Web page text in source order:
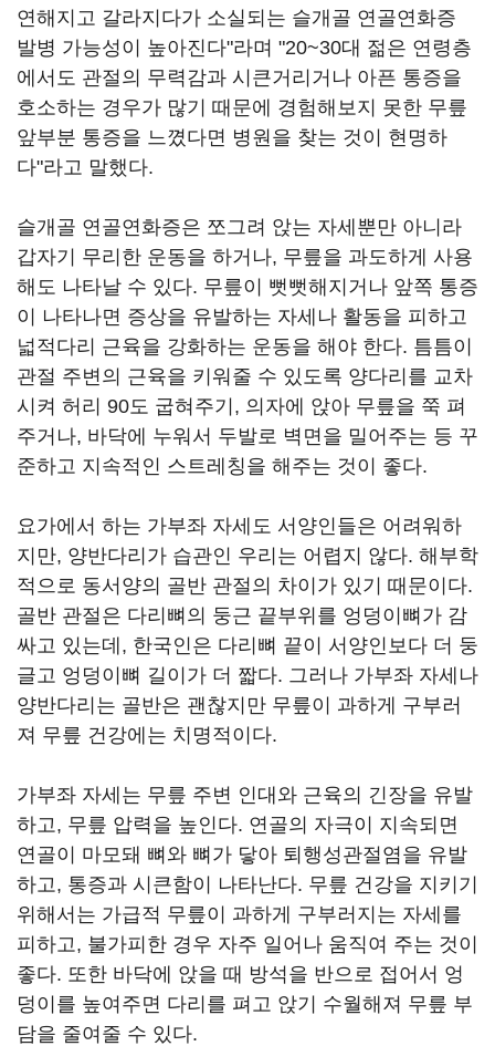
연해지고 갈라지다가 소실되는 슬개골 연골연화증
발병 가능성이 높아진다"라며 "20~30대 젊은 연령층
에서도 관절의 무력감과 시큰거리거나 아픈 통증을
호소하는 경우가 많기 때문에 경험해보지 못한 무릎
앞부분 통증을 느꼈다면 병원을 찾는 것이 현명하
다"라고 말했다.
슬개골 연골연화증은 쪼그려 앉는 자세뿐만 아니라
갑자기 무리한 운동을 하거나, 무릎을 과도하게 사용
해도 나타날 수 있다. 무릎이 뻣뻣해지거나 앞쪽 통증
이 나타나면 증상을 유발하는 자세나 활동을 피하고
넓적다리 근육을 강화하는 운동을 해야 한다. 틈틈이
관절 주변의 근육을 키워줄 수 있도록 양다리를 교차
시켜 허리 90도 굽혀주기, 의자에 앉아 무릎을 쭉 펴
주거나, 바닥에 누워서 두발로 벽면을 밀어주는 등 꾸
준하고 지속적인 스트레칭을 해주는 것이 좋다.
요가에서 하는 가부좌 자세도 서양인들은 어려워하
지만, 양반다리가 습관인 우리는 어렵지 않다. 해부학
적으로 동서양의 골반 관절의 차이가 있기 때문이다.
골반 관절은 다리뼈의 둥근 끝부위를 엉덩이뼈가 감
싸고 있는데, 한국인은 다리뼈 끝이 서양인보다 더 둥
글고 엉덩이뼈 길이가 더 짧다. 그러나 가부좌 자세나
양반다리는 골반은 괜찮지만 무릎이 과하게 구부러
져 무릎 건강에는 치명적이다.
가부좌 자세는 무릎 주변 인대와 근육의 긴장을 유발
하고, 무릎 압력을 높인다. 연골의 자극이 지속되면
연골이 마모돼 뼈와 뼈가 닿아 퇴행성관절염을 유발
하고, 통증과 시큰함이 나타난다. 무릎 건강을 지키기
위해서는 가급적 무릎이 과하게 구부러지는 자세를
피하고, 불가피한 경우 자주 일어나 움직여 주는 것이
좋다. 또한 바닥에 앉을 때 방석을 반으로 접어서 엉
덩이를 높여주면 다리를 펴고 앉기 수월해져 무릎 부
담을 줄여줄 수 있다.